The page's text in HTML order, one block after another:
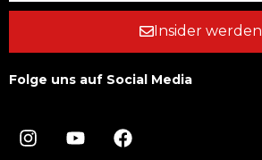
Insider werden
Folge uns auf Social Media